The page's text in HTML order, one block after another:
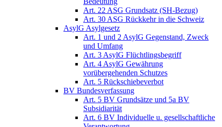
Art. 22 ASG Grundsatz (SH-Bezug)
Art. 30 ASG Rückkehr in die Schweiz
AsylG Asylgesetz
Art. 1 und 2 AsylG Gegenstand, Zweck
und Umfang
Art. 3 AsylG Flüchtlingsbegriff
Art. 4 AsylG Gewährung
vorübergehenden Schutzes
Art. 5 Rückschiebeverbot
BV Bundesverfassung
Art. 5 BV Grundsätze und 5a BV
Subsidiarität
Art. 6 BV Individuelle u. gesellschaftliche